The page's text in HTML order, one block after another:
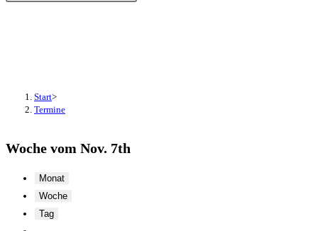
Start>
Termine
Woche vom Nov. 7th
Monat
Woche
Tag